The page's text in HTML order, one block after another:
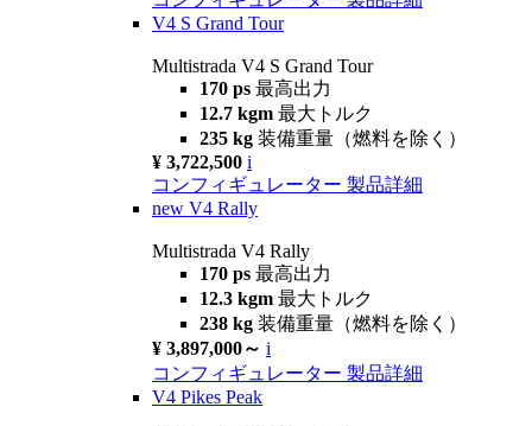
V4 S Grand Tour
Multistrada V4 S Grand Tour
170 ps 最高出力
12.7 kgm 最大トルク
235 kg 装備重量（燃料を除く）
¥ 3,722,500 i
コンフィギュレーター 製品詳細
new V4 Rally
Multistrada V4 Rally
170 ps 最高出力
12.3 kgm 最大トルク
238 kg 装備重量（燃料を除く）
¥ 3,897,000～ i
コンフィギュレーター 製品詳細
V4 Pikes Peak